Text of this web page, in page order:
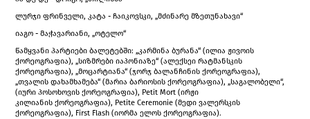
ლურჯი ფრინველი, კატა - ჩაიკოვსკი, „მძინარე მზეთუნახავი“
იაგო - მაჭავარიანი, „ოტელო“
წამყვანი პარტიები ბალეტებში: „კარმინა ბურანა“ (ილია ჟივოის
ქორეოგრაფია), „სიზმრები იაპონიაზე“ (ალექსეი რატმანსკის
ქორეოგრაფია), „მოცარტიანა“ (ჯორჯ ბალანჩინის ქორეოგრაფია),
„თვალის დახამხამება“ (მარია ბარიოსის ქორეოგრაფია), „საგალობელი“,
(იური პოსოხოვის ქორეოგრაფია), Petit Mort (ირჟი
კილიანის ქორეოგრაფია), Petite Ceremonie (მედი ვალერსკის
ქორეოგრაფია), First Flash (იორმა ელოს ქორეოგრაფია).